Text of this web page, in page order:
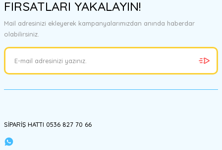
FIRSATLARI YAKALAYIN!
Mail adresinizi ekleyerek kampanyalarımızdan anında haberdar
olabilirsiniz.
SİPARİŞ HATTI 0536 827 70 66